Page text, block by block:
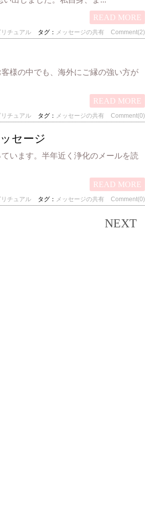
READ MORE
リチュアル タグ： メッセージの共有 Comment(2)
様の中でも、海外にご縁の強い方が
READ MORE
リチュアル タグ： メッセージの共有 Comment(0)
セージ
います。半年近く浄化のメールを読
READ MORE
リチュアル タグ： メッセージの共有 Comment(0)
NEXT